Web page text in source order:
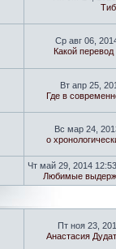
Ср авг 06,
Какой
Вт апр 25,
Где в
Вс мар 24,
о
Чт май 29, 2014
Любимые
Пт ноя 23,
Анастасия